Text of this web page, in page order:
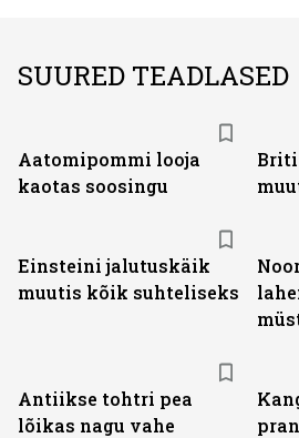
SUURED TEADLASED
Aatomipommi looja
kaotas soosingu
Briti
Einsteini jalutuskäik
muutis kõik suhteliseks
Antiikse tohtri pea
lõikas nagu vahe